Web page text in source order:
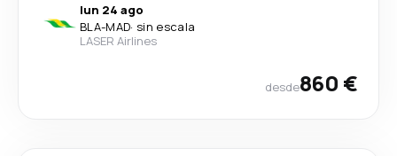
lun 24 ago
BLA-MAD· sin escala
LASER Airlines
desde860 €